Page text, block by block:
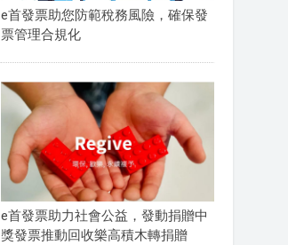
e首發票助您防範稅務風險，確保發
票管理合規化
e首發票助力社會公益，發動捐贈中
獎發票推動回收樂高積木轉捐贈